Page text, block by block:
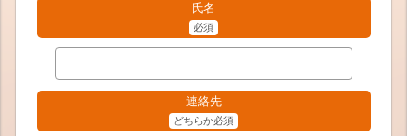
氏名
必須
連絡先
どちらか必須